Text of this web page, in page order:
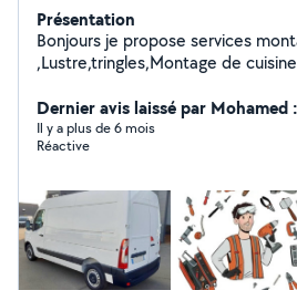
Présentation
Bonjours je propose services
,Lustre,tringles,Montage de
Dernier avis laissé par Mohamed
Il y a plus de 6 mois
Réactive